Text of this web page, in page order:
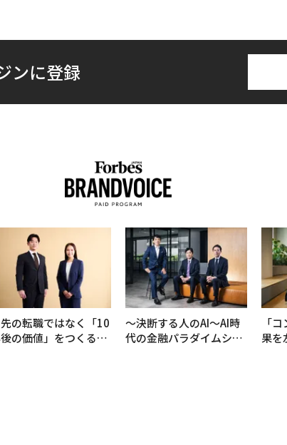
ンに登録
の転職ではなく「10
の価値」をつくる─
〜決断する人のAI〜AI時
代の金融パラダイムシフ
「
果を